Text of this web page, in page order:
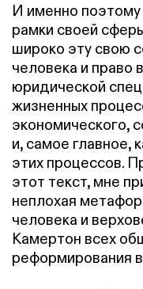
И именно
рамки своей
широко эту свою
человека и право
юридической
жизненных
экономического,
и, самое главное,
этих процессов.
этот текст, мне
неплохая
человека и
Камертон всех
реформирования